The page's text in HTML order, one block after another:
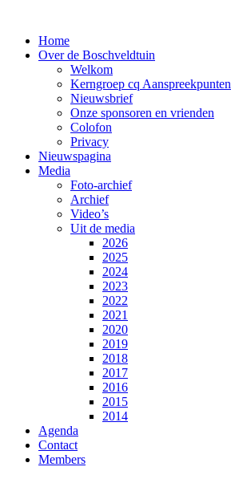
Home
Over de Boschveldtuin
Welkom
Kerngroep cq Aanspreekpunten
Nieuwsbrief
Onze sponsoren en vrienden
Colofon
Privacy
Nieuwspagina
Media
Foto-archief
Archief
Video’s
Uit de media
2026
2025
2024
2023
2022
2021
2020
2019
2018
2017
2016
2015
2014
Agenda
Contact
Members